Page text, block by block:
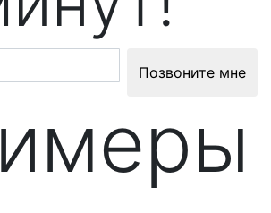
Позвоните мне